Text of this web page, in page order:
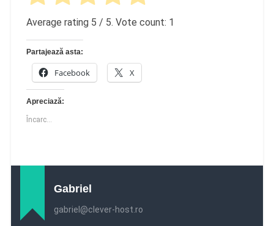
Average rating 5 / 5. Vote count: 1
Partajează asta:
Facebook X
Apreciază:
Încarc...
Gabriel
gabriel@clever-host.ro